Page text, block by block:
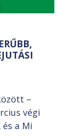
–
végi
a Mi